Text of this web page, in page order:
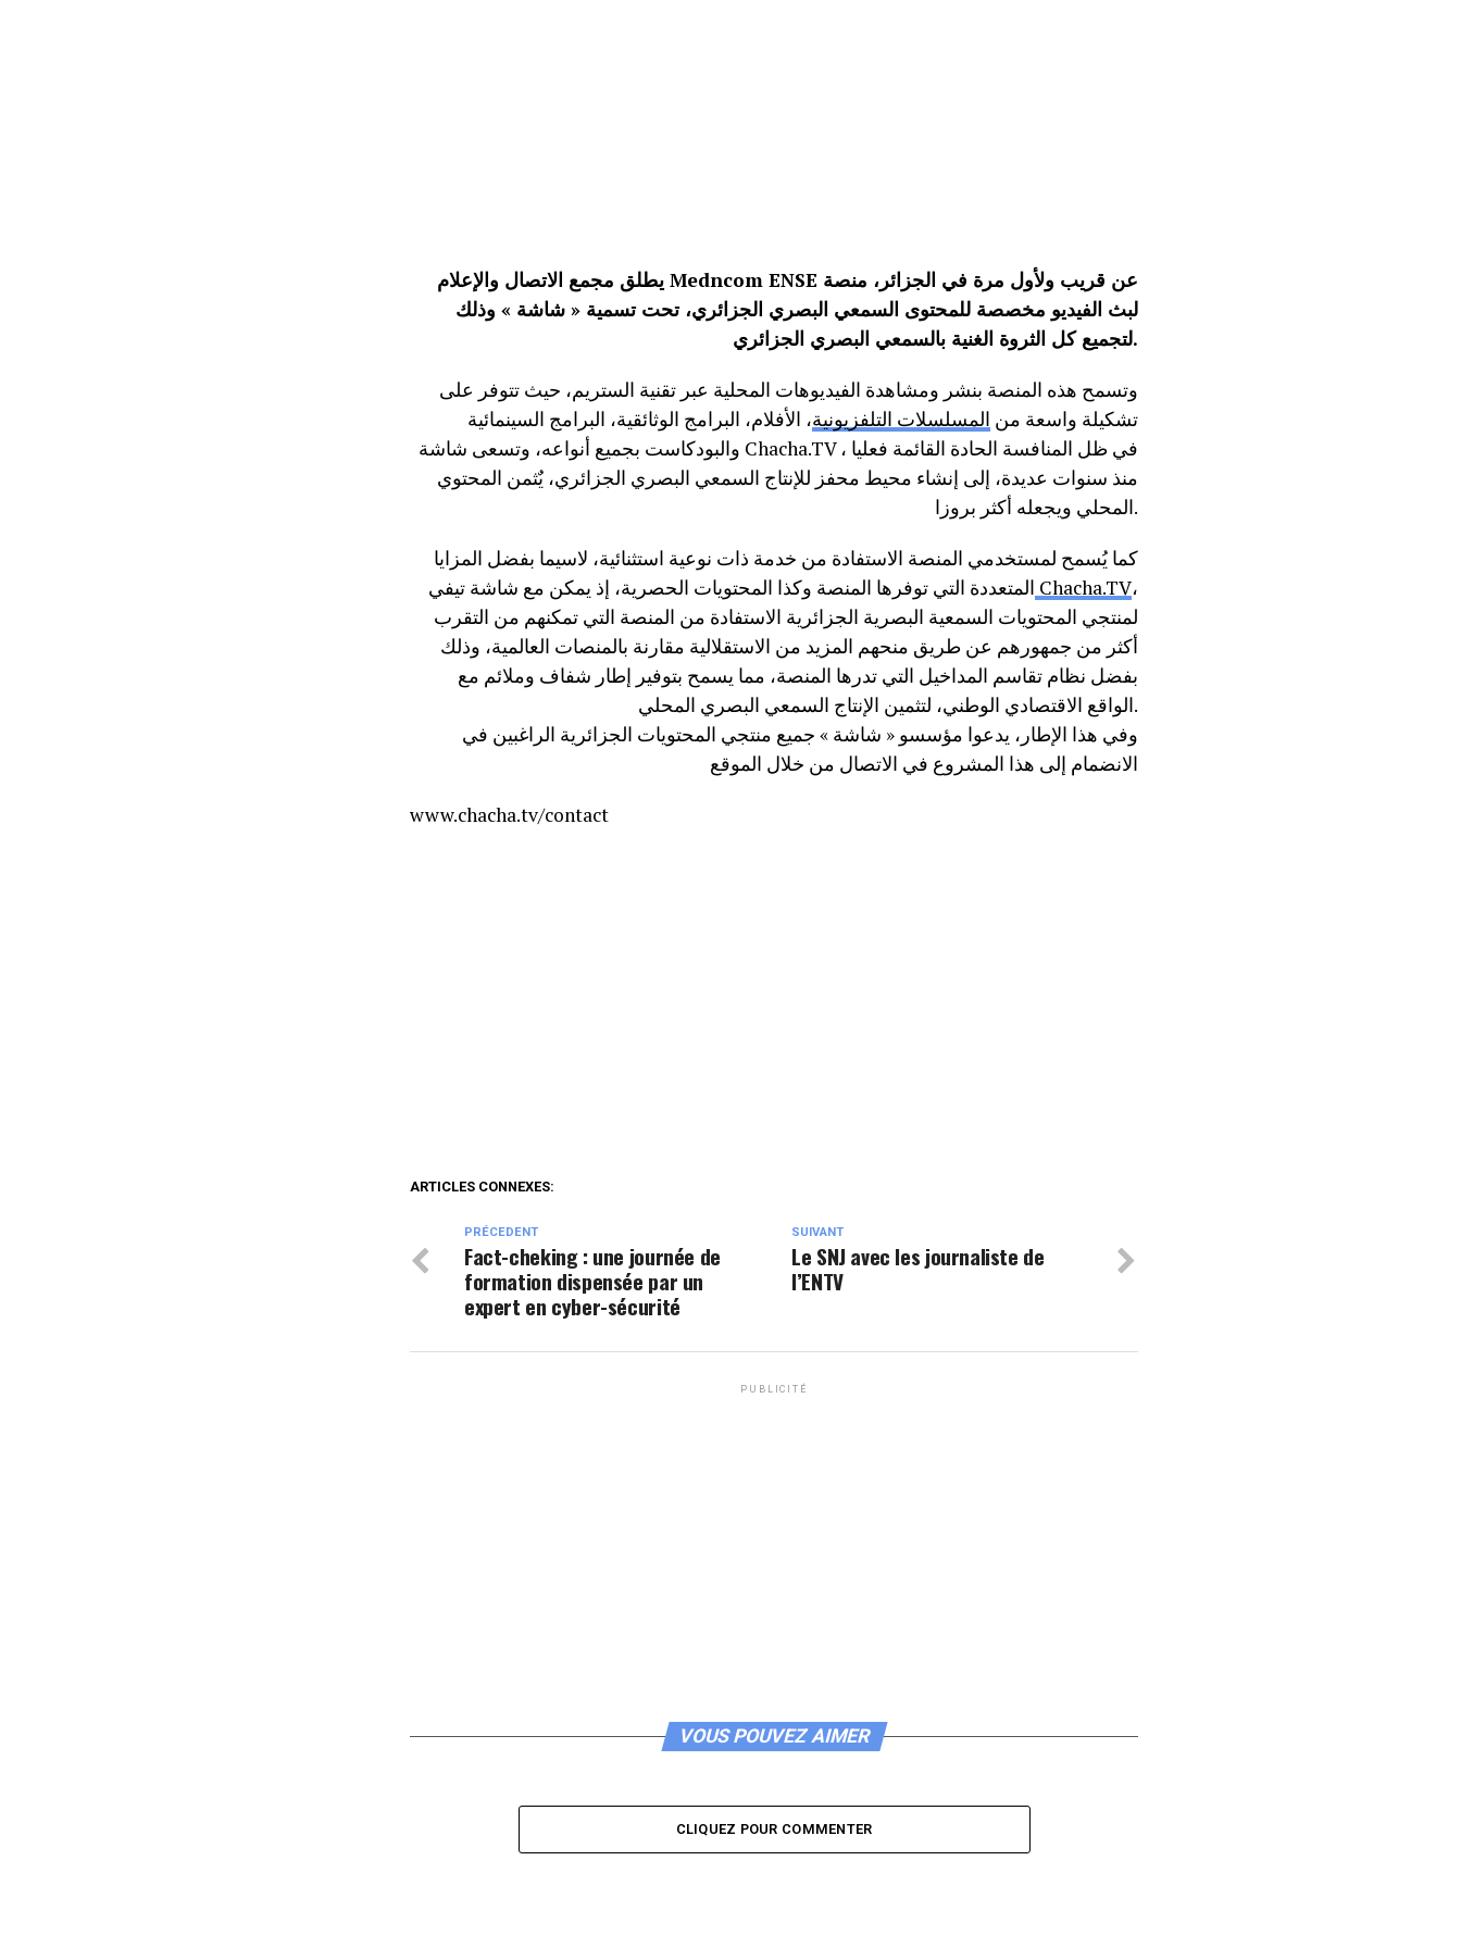
يطلق مجمع الاتصال والإعلام Medncom ENSE عن قريب ولأول مرة في الجزائر، منصة
لبث الفيديو مخصصة للمحتوى السمعي البصري الجزائري، تحت تسمية « شاشة » وذلك
لتجميع كل الثروة الغنية بالسمعي البصري الجزائري.
وتسمح هذه المنصة بنشر ومشاهدة الفيديوهات المحلية عبر تقنية الستريم، حيث تتوفر على
تشكيلة واسعة من المسلسلات التلفزيونية، الأفلام، البرامج الوثائقية، البرامج السينمائية
والبودكاست بجميع أنواعه، وتسعى شاشة Chacha.TV ، في ظل المنافسة الحادة القائمة فعليا
منذ سنوات عديدة، إلى إنشاء محيط محفز للإنتاج السمعي البصري الجزائري، يٌثمن المحتوي
المحلي ويجعله أكثر بروزا.
كما يُسمح لمستخدمي المنصة الاستفادة من خدمة ذات نوعية استثنائية، لاسيما بفضل المزايا
المتعددة التي توفرها المنصة وكذا المحتويات الحصرية، إذ يمكن مع شاشة تيفي Chacha.TV،
لمنتجي المحتويات السمعية البصرية الجزائرية الاستفادة من المنصة التي تمكنهم من التقرب
أكثر من جمهورهم عن طريق منحهم المزيد من الاستقلالية مقارنة بالمنصات العالمية، وذلك
بفضل نظام تقاسم المداخيل التي تدرها المنصة، مما يسمح بتوفير إطار شفاف وملائم مع
الواقع الاقتصادي الوطني، لتثمين الإنتاج السمعي البصري المحلي.
وفي هذا الإطار، يدعوا مؤسسو « شاشة » جميع منتجي المحتويات الجزائرية الراغبين في
الانضمام إلى هذا المشروع في الاتصال من خلال الموقع
www.chacha.tv/contact
ARTICLES CONNEXES:
SUIVANT
Le SNJ avec les journaliste de
l’ENTV
PRÉCEDENT
Fact-cheking : une journée de
formation dispensée par un
expert en cyber-sécurité
PUBLICITÉ
VOUS POUVEZ AIMER
CLIQUEZ POUR COMMENTER